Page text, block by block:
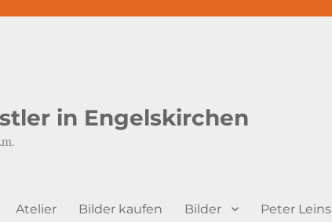
in Engelskirchen
Atelier Bilder kaufen Bilder Peter Leins